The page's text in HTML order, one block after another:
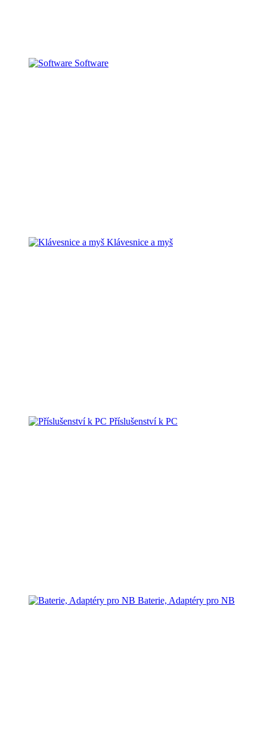
Software
Klávesnice a myš
Příslušenství k PC
Baterie, Adaptéry pro NB